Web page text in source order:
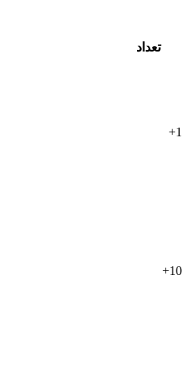
تعداد
1
+
10
+